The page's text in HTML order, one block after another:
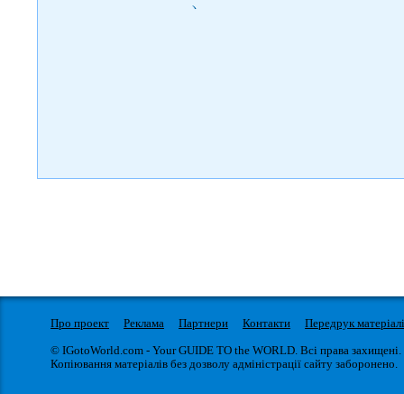
)
Про проект Реклама Партнери Контакти
Передрук
© IGotoWorld.com - Your GUIDE TO the WORLD. Всі права захищені.
Копіювання матеріалів без дозволу адміністрації сайту заборонено.